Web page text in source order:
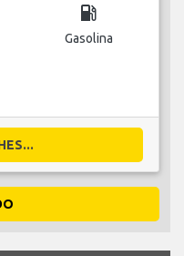
local_gas_station
Gasolina